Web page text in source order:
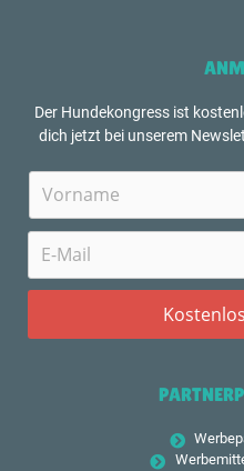
Der Hundekongress ist
dich jetzt bei unserem